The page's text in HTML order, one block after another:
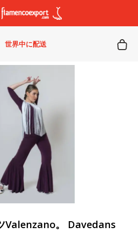
世界中に配送
Valenzano。 Davedans